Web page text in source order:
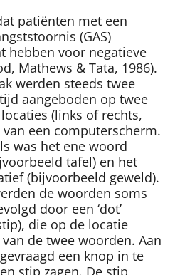
patiënten met een
(GAS)
hebben voor negatieve
Mathews & Tata, 1986).
werden steeds twee
aangeboden op twee
(links of rechts,
een computerscherm.
was het ene woord
tafel) en het
(bijvoorbeeld geweld).
de woorden soms
door een ‘dot’
die op de locatie
de twee woorden. Aan
een knop in te
stip zagen. De stip